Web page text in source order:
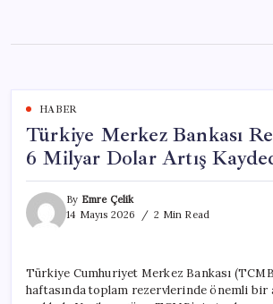
content
HABER
Türkiye Merkez Bankası
6 Milyar Dolar Artış
By Emre Çelik
14 Mayıs 2026
2 Min Read
Türkiye Cumhuriyet Merkez Bankası
haftasında toplam rezervlerinde önemli bir